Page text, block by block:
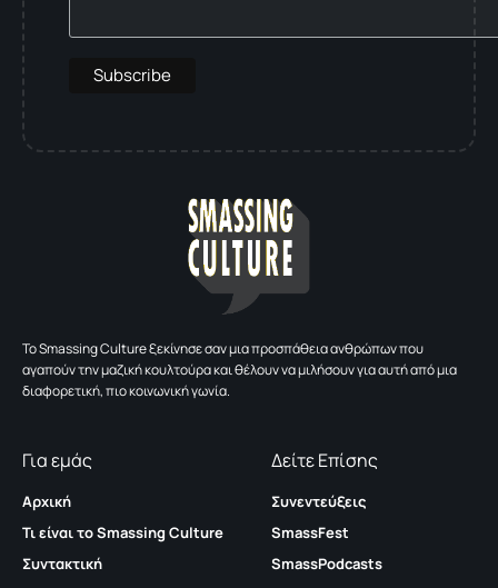
To Smassing Culture ξεκίνησε σαν μια προσπάθεια ανθρώπων που
αγαπούν την μαζική κουλτούρα και θέλουν να μιλήσουν για αυτή από μια
διαφορετική, πιο κοινωνική γωνία.
Για εμάς
Αρχική
Τι είναι το Smassing Culture
Συντακτική
Δείτε Επίσης
Συνεντεύξεις
SmassFest
SmassPodcasts